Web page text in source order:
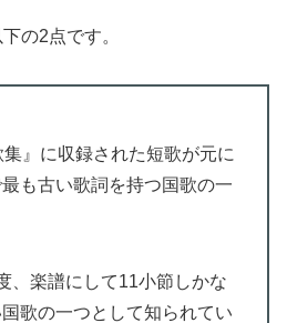
の2点です。
』に収録された短歌が元に
も古い歌詞を持つ国歌の一
、楽譜にして11小節しかな
歌の一つとして知られてい